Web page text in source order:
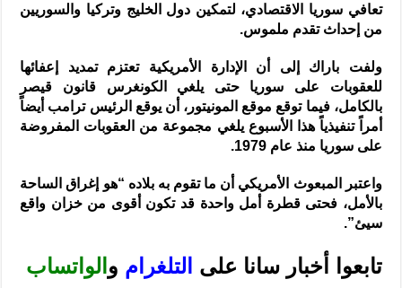
تعافي سوريا الاقتصادي، لتمكين دول الخليج وتركيا والسوريين
من إحداث تقدم ملموس.
ولفت باراك إلى أن الإدارة الأمريكية تعتزم تمديد إعفائها
للعقوبات على سوريا حتى يلغي الكونغرس قانون قيصر
بالكامل، فيما توقع موقع المونيتور، أن يوقع الرئيس ترامب أيضاً
أمراً تنفيذياً هذا الأسبوع يلغي مجموعة من العقوبات المفروضة
على سوريا منذ عام 1979.
واعتبر المبعوث الأمريكي أن ما تقوم به بلاده “هو إغراق الساحة
بالأمل، فحتى قطرة أمل واحدة قد تكون أقوى من خزان واقع
سيئ”.
تابعوا أخبار سانا على لتلغرام و الواتساب